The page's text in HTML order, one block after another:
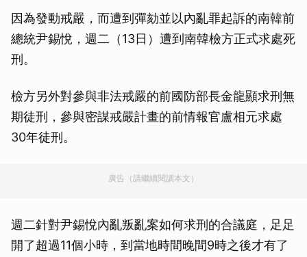
因為發動戒嚴，而遭到彈劾並以內亂罪起訴的南韓前
總統尹錫悅，週二（13日）遭到南韓檢方正式求處死
刑。
檢方另外對參與非法戒嚴的前國防部長金龍顯求刑無
期徒刑，參與密謀戒嚴計畫的前情報官盧相元求處
30年徒刑。
廣告（請繼續閱讀本文）
週二針對尹錫悅內亂叛亂案如何求刑的合議庭，足足
開了超過11個小時，到當地時間晚間9時之後才有了